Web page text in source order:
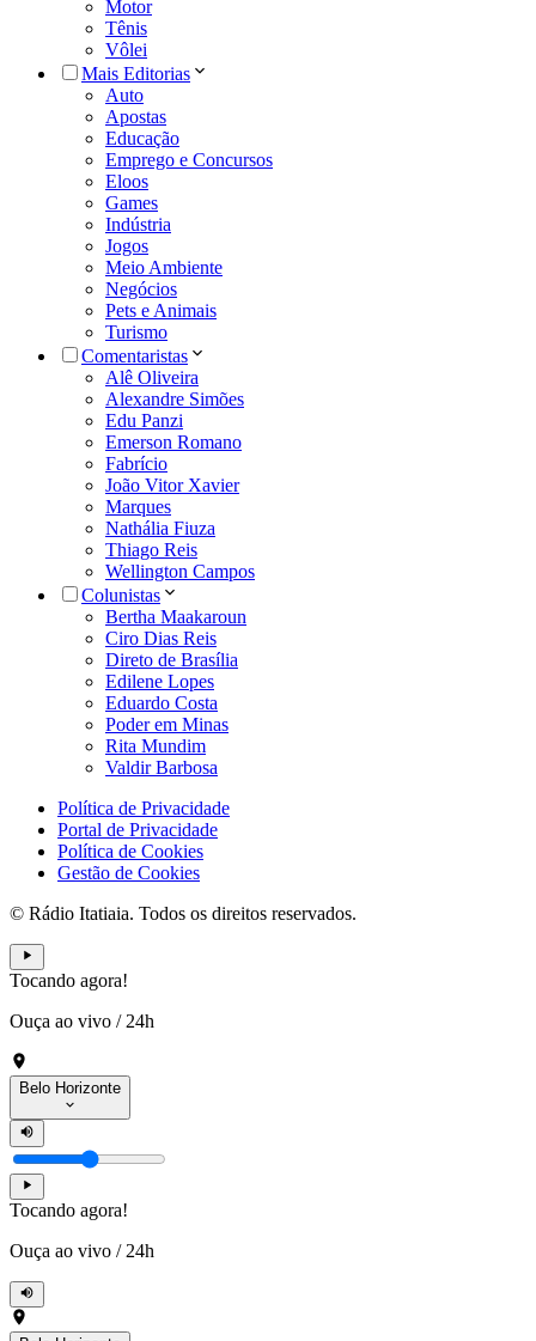
Motor
Tênis
Vôlei
Mais Editorias
Auto
Apostas
Educação
Emprego e Concursos
Eloos
Games
Indústria
Jogos
Meio Ambiente
Negócios
Pets e Animais
Turismo
Comentaristas
Alê Oliveira
Alexandre Simões
Edu Panzi
Emerson Romano
Fabrício
João Vitor Xavier
Marques
Nathália Fiuza
Thiago Reis
Wellington Campos
Colunistas
Bertha Maakaroun
Ciro Dias Reis
Direto de Brasília
Edilene Lopes
Eduardo Costa
Poder em Minas
Rita Mundim
Valdir Barbosa
Política de Privacidade
Portal de Privacidade
Política de Cookies
Gestão de Cookies
© Rádio Itatiaia. Todos os direitos reservados.
Tocando agora!
Ouça ao vivo / 24h
Belo Horizonte
Tocando agora!
Ouça ao vivo / 24h